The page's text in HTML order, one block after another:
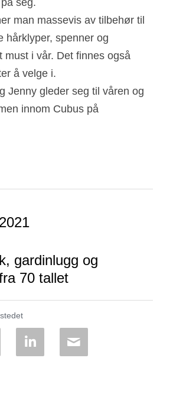
seg.
man massevis av tilbehør til
hårklyper, spenner og
must i vår. Det finnes også
å velge i.
Jenny gleder seg til våren og
innom Cubus på
gardinlugg og
70 tallet